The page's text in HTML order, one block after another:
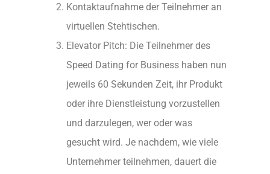
Kontaktaufnahme der Teilnehmer an
virtuellen Stehtischen.
Elevator Pitch: Die Teilnehmer des
Speed Dating for Business haben nun
jeweils 60 Sekunden Zeit, ihr Produkt
oder ihre Dienstleistung vorzustellen
und darzulegen, wer oder was
gesucht wird. Je nachdem, wie viele
Unternehmer teilnehmen, dauert die